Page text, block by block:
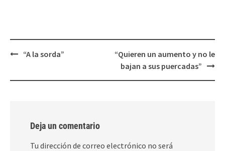
Post“A la sorda”
“Quieren un aumento y no le
bajan a sus puercadas”
Deja un comentario
Tu dirección de correo electrónico no será